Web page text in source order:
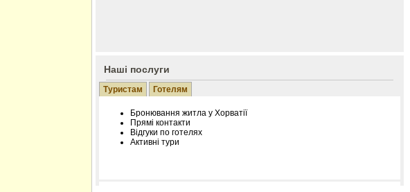
Наші послуги
Туристам Готелям
Бронювання житла у Хорватії
Прямі контакти
Відгуки по готелях
Активні тури